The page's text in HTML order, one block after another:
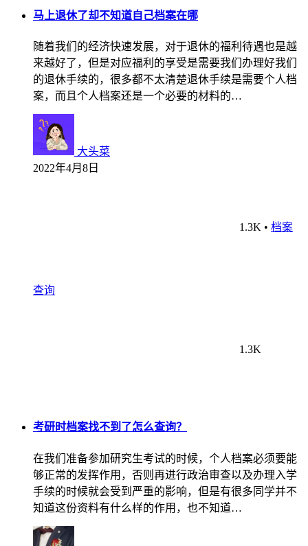
马上退休了却不知道自己档案在哪
随着我们的经济快速发展，对于退休的福利待遇也是越
来越好了，但是对应福利的享受是需要我们办理好我们
的退休手续的，很多都不太清楚退休手续是需要个人档
案，而且个人档案还是一个必要的材料的…
大头菜
2022年4月8日
1.3K • 档案
查询
1.3K
考研时档案找不到了怎么查询？
在我们准备参加研究生考试的时候，个人档案必须要能
够正常的发挥作用，否则再进行政治审查以及办理入学
手续的时候就会受到严重的影响，但是有很多同学并不
知道这份资料有什么样的作用，也不知道…